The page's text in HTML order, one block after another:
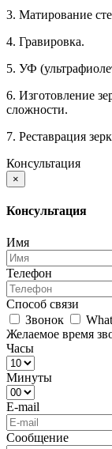
3. Матирование
4. Гравировка.
5. УФ
6. Изготовление
сложности.
7. Реставрация
Консультация
×
Консультация
Имя
Телефон
Способ связи
Звонок
Желаемое время
Часы
Минуты
E-mail
Сообщение